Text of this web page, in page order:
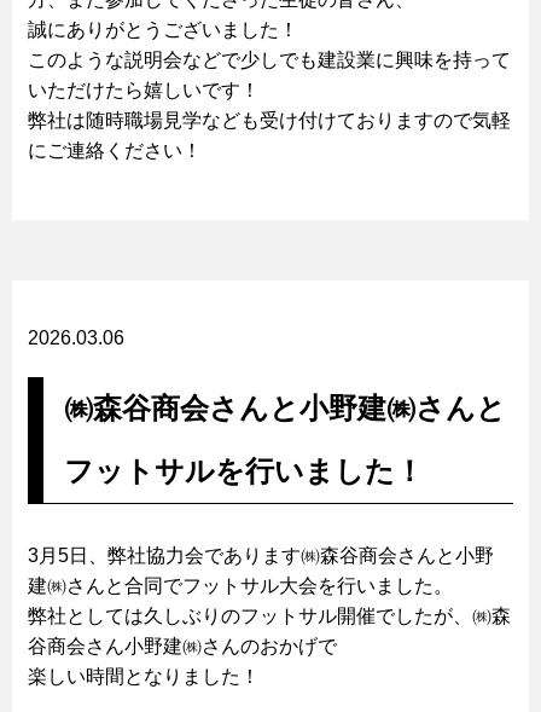
誠にありがとうございました！
このような説明会などで少しでも建設業に興味を持って
いただけたら嬉しいです！
弊社は随時職場見学なども受け付けておりますので気軽
にご連絡ください！
2026.03.06
㈱森谷商会さんと小野建㈱さんと
フットサルを行いました！
3月5日、弊社協力会であります㈱森谷商会さんと小野
建㈱さんと合同でフットサル大会を行いました。
弊社としては久しぶりのフットサル開催でしたが、㈱森
谷商会さん小野建㈱さんのおかげで
楽しい時間となりました！